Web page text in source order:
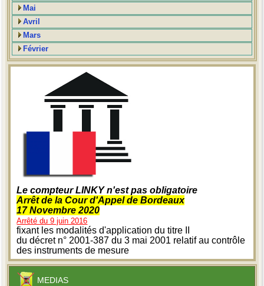
Mai
Avril
Mars
Février
Le compteur LINKY n'est pas obligatoire
Arrêt de la Cour d'Appel de Bordeaux
17 Novembre 2020
Arrêté du 9 juin 2016
fixant les modalités d'application du titre II
du décret n° 2001-387 du 3 mai 2001 relatif au contrôle
des instruments de mesure
MEDIAS